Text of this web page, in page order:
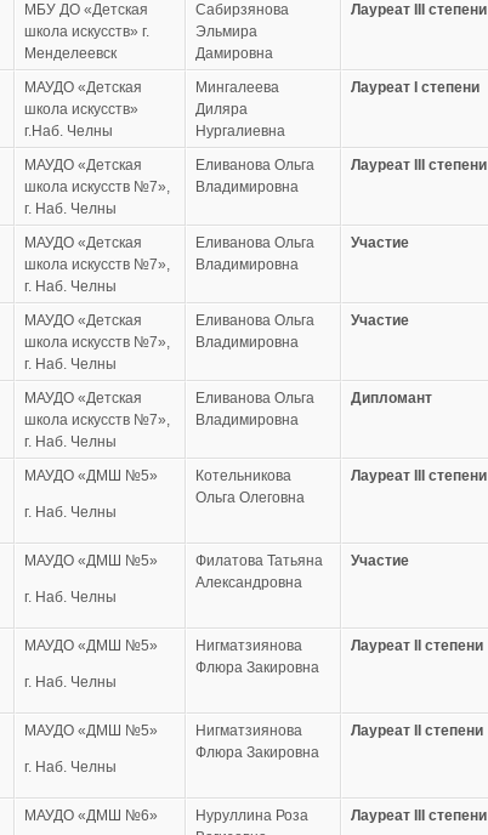
МБУ ДО «Детская
школа искусств» г.
Менделеевск
Сабирзянова
Эльмира
Дамировна
Лауреат III степени
МАУДО «Детская
школа искусств»
г.Наб. Челны
Мингалеева
Диляра
Нургалиевна
Лауреат I степени
МАУДО «Детская
школа искусств №7»,
г. Наб. Челны
Еливанова Ольга
Владимировна
Лауреат III степени
МАУДО «Детская
школа искусств №7»,
г. Наб. Челны
Еливанова Ольга
Владимировна
Участие
МАУДО «Детская
школа искусств №7»,
г. Наб. Челны
Еливанова Ольга
Владимировна
Участие
МАУДО «Детская
школа искусств №7»,
г. Наб. Челны
Еливанова Ольга
Владимировна
Дипломант
МАУДО «ДМШ №5»
г. Наб. Челны
Котельникова
Ольга Олеговна
Лауреат III степени
МАУДО «ДМШ №5»
г. Наб. Челны
Филатова Татьяна
Александровна
Участие
МАУДО «ДМШ №5»
г. Наб. Челны
Нигматзиянова
Флюра Закировна
Лауреат II степени
МАУДО «ДМШ №5»
г. Наб. Челны
Нигматзиянова
Флюра Закировна
Лауреат II степени
МАУДО «ДМШ №6»
Нуруллина Роза
Лауреат III степени